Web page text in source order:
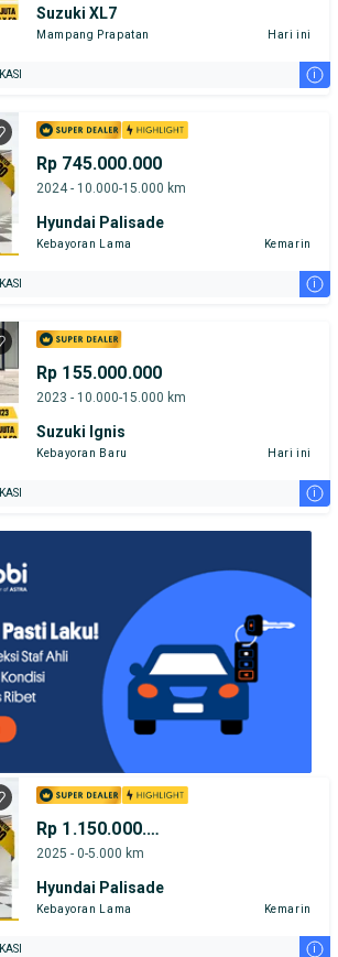
Suzuki XL7
Mampang Prapatan Hari ini
i
Rp 745.000.000
2024 - 10.000-15.000 km
Hyundai Palisade
Kebayoran Lama Kemarin
i
Rp 155.000.000
2023 - 10.000-15.000 km
Suzuki Ignis
Kebayoran Baru Hari ini
i
Rp 1.150.000.000
2025 - 0-5.000 km
Hyundai Palisade
Kebayoran Lama Kemarin
i